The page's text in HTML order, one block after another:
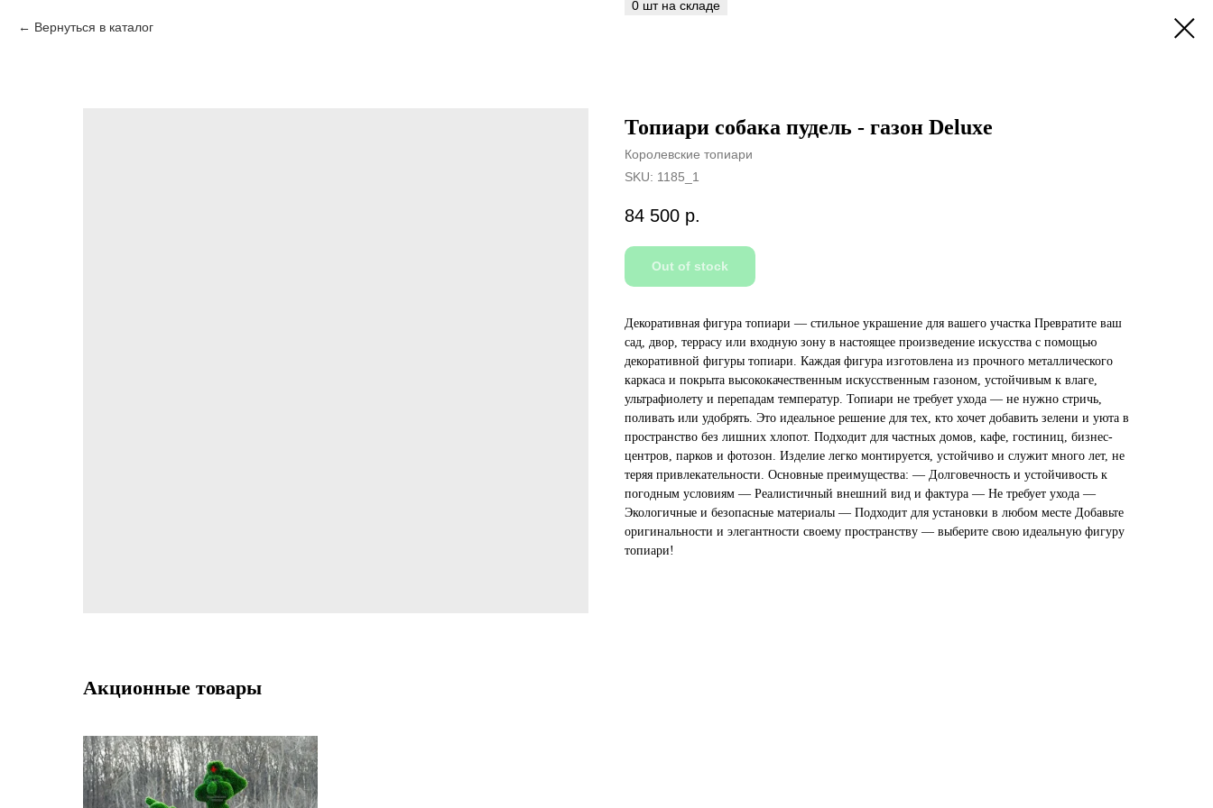
Вернуться в каталог
Топиари собака пудель - газон Deluxe
Королевские топиари
SKU: 1185_1
84 500 р.
Out of stock
Декоративная фигура топиари — стильное украшение для вашего участка Превратите ваш
сад, двор, террасу или входную зону в настоящее произведение искусства с помощью
декоративной фигуры топиари. Каждая фигура изготовлена из прочного металлического
каркаса и покрыта высококачественным искусственным газоном, устойчивым к влаге,
ультрафиолету и перепадам температур. Топиари не требует ухода — не нужно стричь,
поливать или удобрять. Это идеальное решение для тех, кто хочет добавить зелени и уюта в
пространство без лишних хлопот. Подходит для частных домов, кафе, гостиниц, бизнес-
центров, парков и фотозон. Изделие легко монтируется, устойчиво и служит много лет, не
теряя привлекательности. Основные преимущества: — Долговечность и устойчивость к
погодным условиям — Реалистичный внешний вид и фактура — Не требует ухода —
Экологичные и безопасные материалы — Подходит для установки в любом месте Добавьте
оригинальности и элегантности своему пространству — выберите свою идеальную фигуру
топиари!
Акционные товары